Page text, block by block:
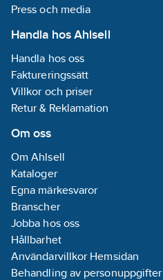
Press och media
Handla hos Ahlsell
Handla hos oss
Faktureringssätt
Villkor och priser
Retur & Reklamation
Om oss
Om Ahlsell
Kataloger
Egna märkesvaror
Branscher
Jobba hos oss
Hållbarhet
Användarvillkor Hemsidan
Behandling av personuppgifter